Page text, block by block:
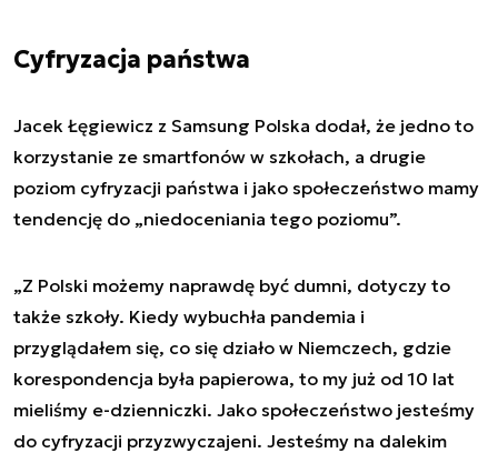
Cyfryzacja państwa
Jacek Łęgiewicz z Samsung Polska dodał, że jedno to
korzystanie ze smartfonów w szkołach, a drugie
poziom cyfryzacji państwa i jako społeczeństwo mamy
tendencję do „niedoceniania tego poziomu”.
„Z Polski możemy naprawdę być dumni, dotyczy to
także szkoły. Kiedy wybuchła pandemia i
przyglądałem się, co się działo w Niemczech, gdzie
korespondencja była papierowa, to my już od 10 lat
mieliśmy e-dzienniczki. Jako społeczeństwo jesteśmy
do cyfryzacji przyzwyczajeni. Jesteśmy na dalekim